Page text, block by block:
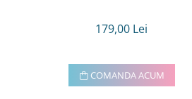
179,00 Lei
COMANDA ACUM